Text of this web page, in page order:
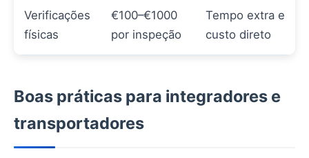
Verificações
físicas
€100–€1000
por inspeção
Tempo extra e
custo direto
Boas práticas para integradores e
transportadores